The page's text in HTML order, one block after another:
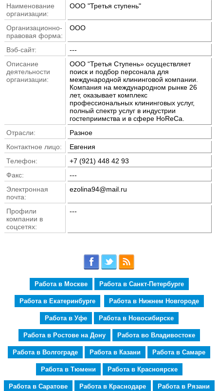
Наименование
организации:
ООО "Третья ступень"
Организационно-
правовая форма:
ООО
Вэб-сайт:
---
Описание
деятельности
организации:
ООО “Третья Ступень» осуществляет
поиск и подбор персонала для
международной клининговой компании.
Компания на международном рынке 26
лет, оказывает комплекс
профессиональных клининговых услуг,
полный спектр услуг в индустрии
гостеприимства и в сфере HoReCa.
Отрасли:
Разное
Контактное лицо:
Евгения
Телефон:
+7 (921) 448 42 93
Факс:
---
Электронная
почта:
ezolina94@mail.ru
Профили
компании в
соцсетях:
---
Работа в Москве Работа в Санкт-Петербурге
Работа в Екатеринбурге Работа в Нижнем Новгороде
Работа в Уфе Работа в Новосибирске
Работа в Ростове на Дону Работа во Владивостоке
Работа в Волгограде Работа в Казани Работа в Самаре
Работа в Тюмени Работа в Красноярске
Работа в Саратове Работа в Краснодаре Работа в Рязани